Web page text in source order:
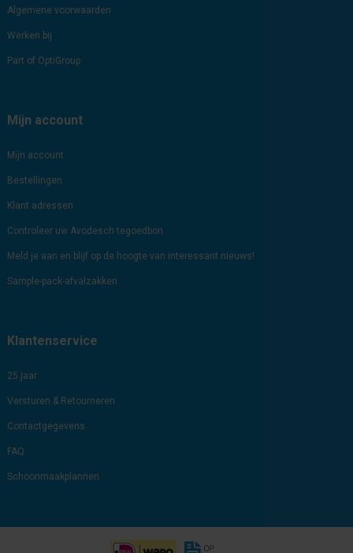
Algemene voorwaarden
Werken bij
Part of OptiGroup
Mijn account
Mijn account
Bestellingen
Klant adressen
Controleer uw Avodesch tegoedbon
Meld je aan en blijf op de hoogte van interessant nieuws!
Sample-pack-afvalzakken
Klantenservice
25 jaar
Versturen & Retourneren
Contactgegevens
FAQ
Schoonmaakplannen